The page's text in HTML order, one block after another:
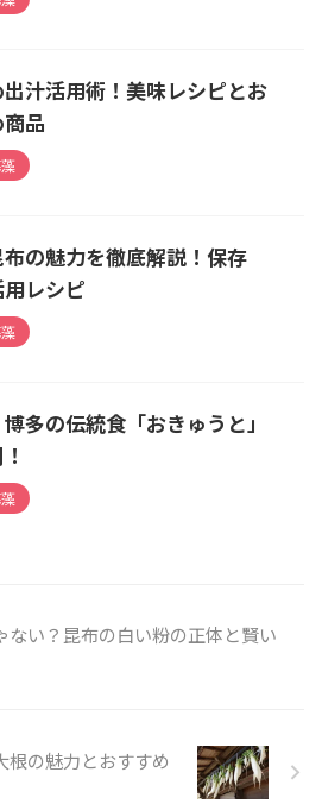
汁活用術！美味レシピとお
品
の魅力を徹底解説！保存
レシピ
多の伝統食「おきゅうと」
ない？昆布の白い粉の正体と賢い
根の魅力とおすすめ